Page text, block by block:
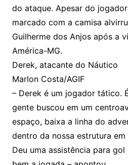
do ataque. Apesar do
marcado com a camisa
Guilherme dos Anjos após a
América-MG.
Derek, atacante do Náutico
Marlon Costa/AGIF
– Derek é um jogador tático.
gente buscou em um
espaço, baixa a linha do
dentro da nossa estrutura
Deu uma assistência para